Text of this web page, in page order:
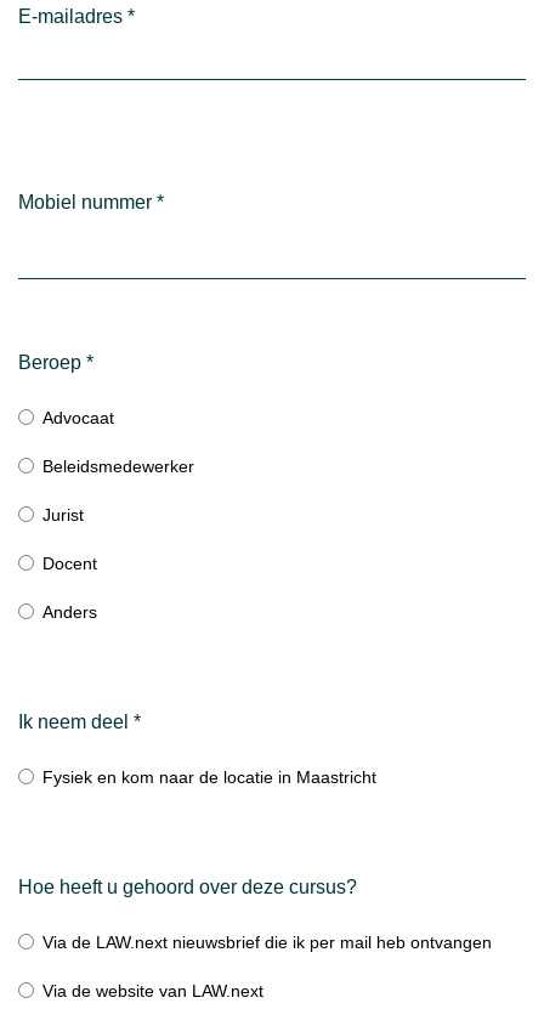
E-mailadres *
Mobiel nummer *
Beroep *
Advocaat
Beleidsmedewerker
Jurist
Docent
Anders
Ik neem deel *
Fysiek en kom naar de locatie in Maastricht
Hoe heeft u gehoord over deze cursus?
Via de LAW.next nieuwsbrief die ik per mail heb ontvangen
Via de website van LAW.next